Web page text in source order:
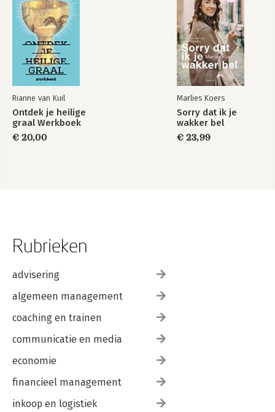
Rianne van Kuil
Ontdek je heilige
graal Werkboek
€ 20,00
Marlies Koers
Sorry dat ik je
wakker bel
€ 23,99
Rubrieken
advisering
algemeen management
coaching en trainen
communicatie en media
economie
financieel management
inkoop en logistiek